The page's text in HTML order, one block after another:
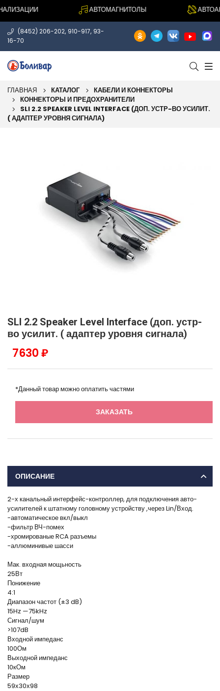
АВТОМАГНИТОЛЫ
(8452) 206-202, 910-917, 93-
16-70
ГЛАВНАЯ КАТАЛОГ
КАБЕЛИ И КОННЕКТОРЫ
КОННЕКТОРЫ И ПРЕДОХРАНИТЕЛИ
SLI 2.2 SPEAKER LEVEL INTERFACE (ДОП. УСТР-ВО УСИЛИТ.
( АДАПТЕР УРОВНЯ СИГНАЛА)
SLI 2.2 Speaker Level Interface (доп. устр-
во усилит. ( адаптер уровня сигнала)
7630 ₽
*Данный товар можно оплатить частями
ЗАКАЗАТЬ
ОПИСАНИЕ
2-х канальный интерфейс-контроллер, для подключения авто-
усилителей к штатному головному устройству ,через Lin/Вход.
-автоматическое вкл/выкл
-фильтр ВЧ-помех
-хромированые RCA разъемы
-аллюминивые шасси
Мак. входная мощьность
25Вт
Понижение
4:1
Диапазон частот (±3 dB)
15Hz —75kHz
Сигнал/шум
>107dB
Входной импеданс
100Ом
Выходной импеданс
10кОм
Размер
59х30х98